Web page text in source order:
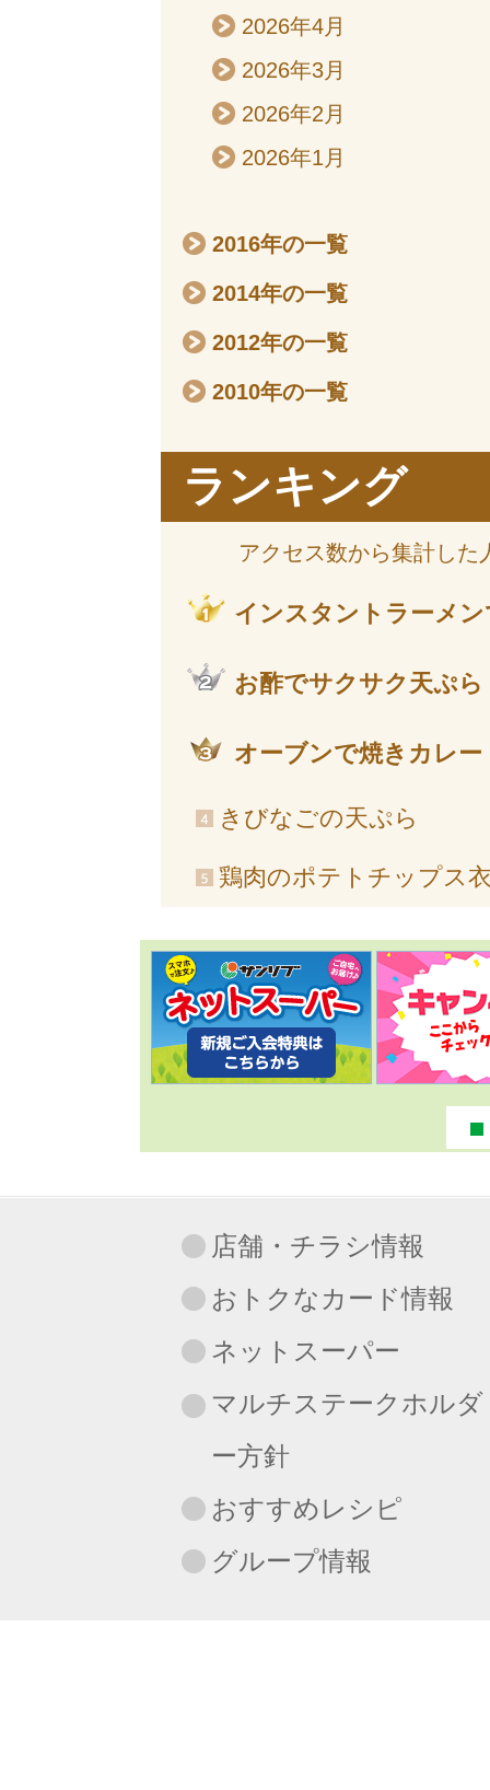
2026年4月
2026年3月
2026年2月
2026年1月
2016年の一覧
2014年の一覧
2012年の一覧
2010年の一覧
ランキング
アクセス数から集計した
インスタントラーメ
お酢でサクサク天ぷら
オーブンで焼きカレー
きびなごの天ぷら
鶏肉のポテトチップス
店舗・チラシ情報
おトクなカード情報
ネットスーパー
マルチステークホルダ
ー方針
おすすめレシピ
グループ情報